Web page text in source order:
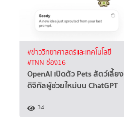
#ข่าววิทยาศาสตร์และเทคโนโลยี
#TNN ช่อง16
OpenAI เปิดตัว Pets สัตว์เลี้ยง
ดิจิทัลผู้ช่วยใหม่บน ChatGPT
34